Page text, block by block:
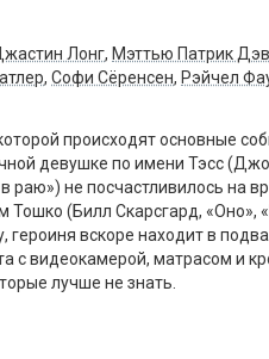
Лонг, Мэттью Патрик
, Софи Сёренсен, Рэйчел
происходят основные
девушке по имени Тэсс
раю») не посчастливилось на
(Билл Скарсгард, «Оно»,
героиня вскоре находит в
с видеокамерой, матрасом и
лучше не знать.